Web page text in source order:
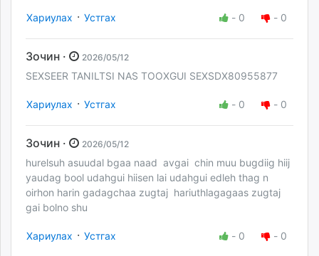
Хариулах · Устгах - 0 - 0
Зочин · 2026/05/12
SEXSEER TANILTSI NAS TOOXGUI SEXSDX80955877
Хариулах · Устгах - 0 - 0
Зочин · 2026/05/12
hurelsuh asuudal bgaa naad avgai chin muu bugdiig hiij
yaudag bool udahgui hiisen lai udahgui edleh thag n
oirhon harin gadagchaa zugtaj hariuthlagagaas zugtaj
gai bolno shu
Хариулах · Устгах - 0 - 0